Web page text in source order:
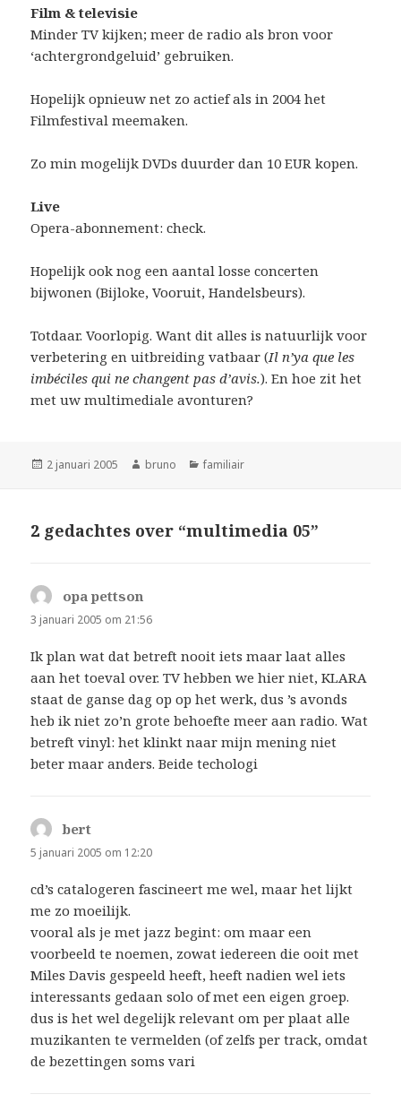
Film & televisie
Minder TV kijken; meer de radio als bron voor
‘achtergrondgeluid’ gebruiken.
Hopelijk opnieuw net zo actief als in 2004 het
Filmfestival meemaken.
Zo min mogelijk DVDs duurder dan 10 EUR kopen.
Live
Opera-abonnement: check.
Hopelijk ook nog een aantal losse concerten
bijwonen (Bijloke, Vooruit, Handelsbeurs).
Totdaar. Voorlopig. Want dit alles is natuurlijk voor
verbetering en uitbreiding vatbaar (Il n’ya que les
imbéciles qui ne changent pas d’avis.). En hoe zit het
met uw multimediale avonturen?
Geplaatst
2 januari 2005 Auteur
bruno Categorieën
familiair
2 gedachtes over “multimedia 05”
opa pettson
3 januari 2005 om 21:56
Ik plan wat dat betreft nooit iets maar laat alles
aan het toeval over. TV hebben we hier niet, KLARA
staat de ganse dag op op het werk, dus ’s avonds
heb ik niet zo’n grote behoefte meer aan radio. Wat
betreft vinyl: het klinkt naar mijn mening niet
beter maar anders. Beide techologi
bert
5 januari 2005 om 12:20
cd’s catalogeren fascineert me wel, maar het lijkt
me zo moeilijk.
vooral als je met jazz begint: om maar een
voorbeeld te noemen, zowat iedereen die ooit met
Miles Davis gespeeld heeft, heeft nadien wel iets
interessants gedaan solo of met een eigen groep.
dus is het wel degelijk relevant om per plaat alle
muzikanten te vermelden (of zelfs per track, omdat
de bezettingen soms vari